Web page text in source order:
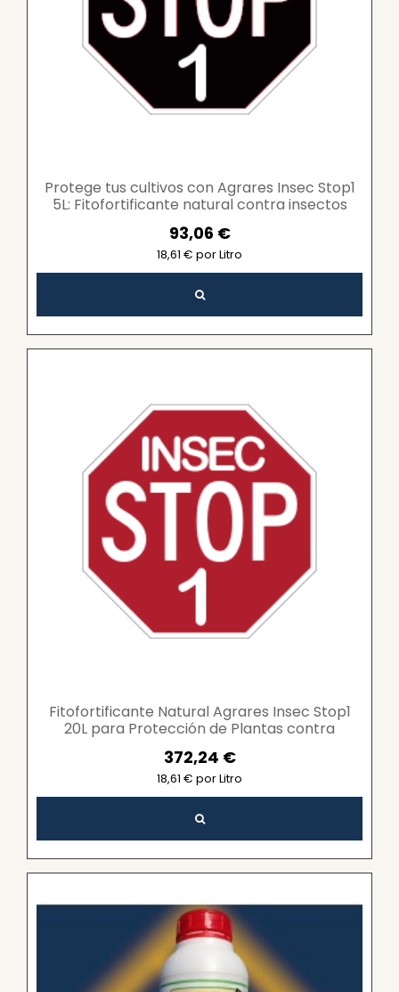
Protege tus cultivos con Agrares Insec Stop1
5L: Fitofortificante natural contra insectos
adultos...
93,06 €
18,61 € por Litro
Fitofortificante Natural Agrares Insec Stop1
20L para Protección de Plantas contra
Insectos...
372,24 €
18,61 € por Litro